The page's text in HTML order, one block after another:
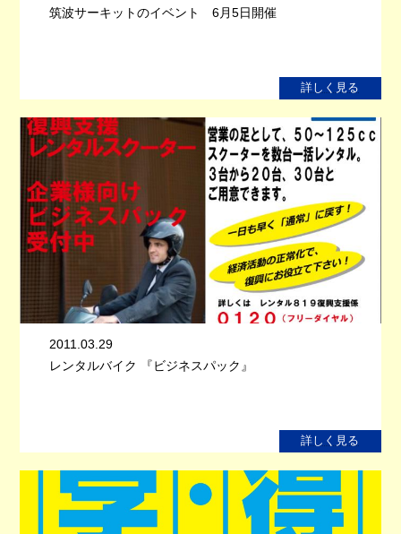
筑波サーキットのイベント 6月5日開催
詳しく見る
2011.03.29
レンタルバイク 『ビジネスパック』
詳しく見る